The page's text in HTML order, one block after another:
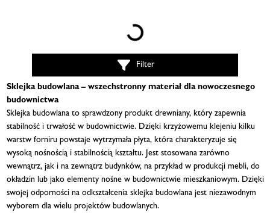
Loading...
Filter
Sklejka budowlana – wszechstronny materiał dla nowoczesnego
budownictwa
Sklejka budowlana to sprawdzony produkt drewniany, który zapewnia
stabilność i trwałość w budownictwie. Dzięki krzyżowemu klejeniu kilku
warstw forniru powstaje wytrzymała płyta, która charakteryzuje się
wysoką nośnością i stabilnością kształtu. Jest stosowana zarówno
wewnątrz, jak i na zewnątrz budynków, na przykład w produkcji mebli, do
okładzin lub jako elementy nośne w budownictwie mieszkaniowym. Dzięki
swojej odporności na odkształcenia sklejka budowlana jest niezawodnym
wyborem dla wielu projektów budowlanych.